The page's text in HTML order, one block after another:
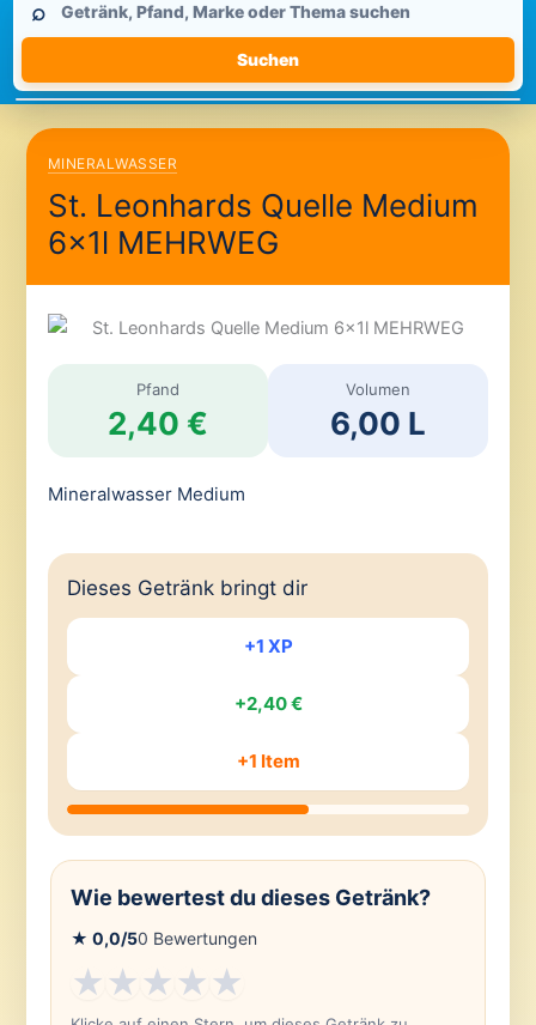
durchsuchen
⌕
Suchen
MINERALWASSER
St. Leonhards Quelle Medium
6x1l MEHRWEG
Pfand
2,40 €
Volumen
6,00 L
Mineralwasser Medium
Dieses Getränk bringt dir
+1 XP
+2,40 €
+1 Item
Wie bewertest du dieses Getränk?
★ 0,0/50 Bewertungen
★★★★★